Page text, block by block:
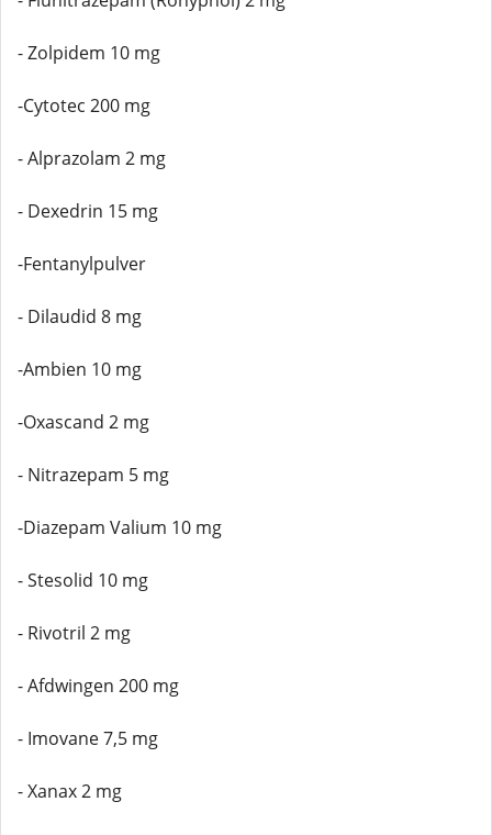
- Zolpidem 10 mg
-Cytotec 200 mg
- Alprazolam 2 mg
- Dexedrin 15 mg
-Fentanylpulver
- Dilaudid 8 mg
-Ambien 10 mg
-Oxascand 2 mg
- Nitrazepam 5 mg
-Diazepam Valium 10 mg
- Stesolid 10 mg
- Rivotril 2 mg
- Afdwingen 200 mg
- Imovane 7,5 mg
- Xanax 2 mg